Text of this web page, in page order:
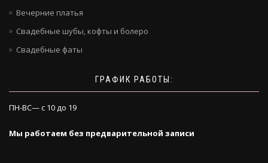
Вечерние платья
Свадебные шубы, кофты и болеро
Свадебные фаты
ГРАФИК РАБОТЫ:
ПН-ВС— с 10 до 19
Мы работаем без предварительной записи